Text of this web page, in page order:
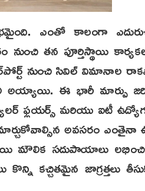
ఎంతో కాలంగా
తన పూర్తిస్థాయి
నుంచి సివిల్ విమానాల
అయ్యాయి. ఈ భారీ మార్పు
ఫ్లయర్స్ మరియు ఐటీ
అవసరం
మౌలిక సదుపాయాలు
కచ్చితమైన జాగ్రత్తలు